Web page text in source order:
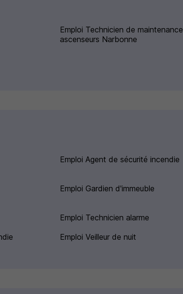
Emploi Technicien de maintenance
ascenseurs Narbonne
Emploi Agent de sécurité incendie
Emploi Gardien d'immeuble
Emploi Technicien alarme
Emploi Veilleur de nuit